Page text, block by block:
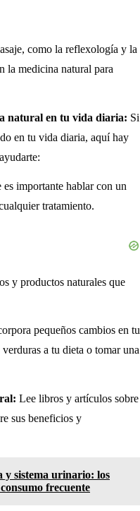
como la reflexología y la
la medicina natural para
natural en tu vida diaria: Si
en tu vida diaria, aquí hay
es importante hablar con un
tratamiento.
y productos naturales que
pequeños cambios en tu
a tu dieta o tomar una
Lee libros y artículos sobre
sus beneficios y
y sistema urinario: los
frecuente